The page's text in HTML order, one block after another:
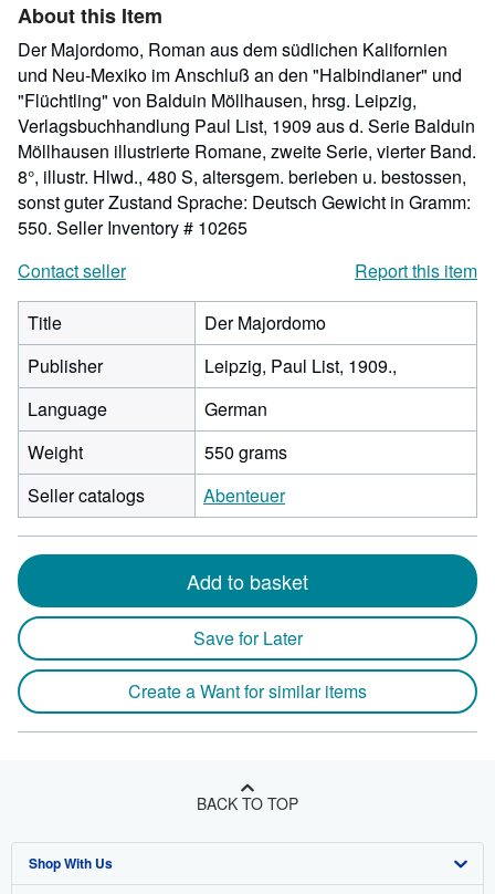
About this Item
Der Majordomo, Roman aus dem südlichen Kalifornien
und Neu-Mexiko im Anschluß an den "Halbindianer" und
"Flüchtling" von Balduin Möllhausen, hrsg. Leipzig,
Verlagsbuchhandlung Paul List, 1909 aus d. Serie Balduin
Möllhausen illustrierte Romane, zweite Serie, vierter Band.
8°, illustr. Hlwd., 480 S, altersgem. berieben u. bestossen,
sonst guter Zustand Sprache: Deutsch Gewicht in Gramm:
550. Seller Inventory # 10265
Contact seller
Report this item
Title
Der Majordomo
Publisher
Leipzig, Paul List, 1909.,
Language
German
Weight
550 grams
Seller catalogs
Abenteuer
Add to basket
Save for Later
Create a Want for similar items
BACK TO TOP
Shop With Us